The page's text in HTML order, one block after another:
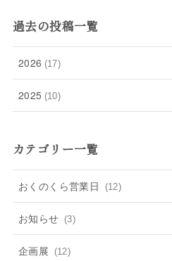
過去の投稿一覧
2026 (17)
2025 (10)
カテゴリー一覧
おくのくら営業日 (12)
お知らせ (3)
企画展 (12)